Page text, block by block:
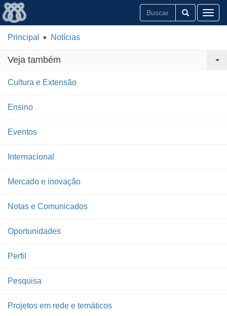
Principal Notícias
Veja também
Cultura e Extensão
Ensino
Eventos
Internacional
Mercado e inovação
Notas e Comunicados
Oportunidades
Perfil
Pesquisa
Projetos em rede e temáticos